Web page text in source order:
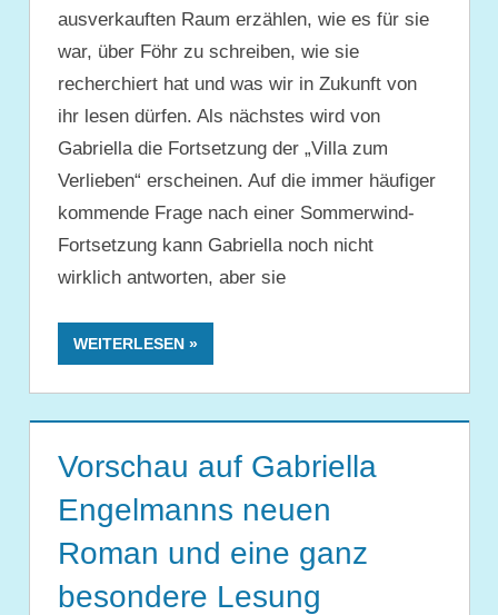
ausverkauften Raum erzählen, wie es für sie
war, über Föhr zu schreiben, wie sie
recherchiert hat und was wir in Zukunft von
ihr lesen dürfen. Als nächstes wird von
Gabriella die Fortsetzung der „Villa zum
Verlieben“ erscheinen. Auf die immer häufiger
kommende Frage nach einer Sommerwind-
Fortsetzung kann Gabriella noch nicht
wirklich antworten, aber sie
WEITERLESEN
Vorschau auf Gabriella
Engelmanns neuen
Roman und eine ganz
besondere Lesung